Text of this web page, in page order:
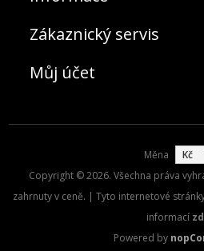
Zákaznický servis
Můj účet
Měna
Copyright © 2026. Všechna práva
zahrnuty v ceně. | Tyto internetové
informací
Powered by